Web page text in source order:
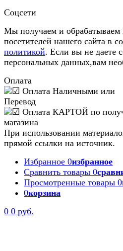
Соцсети
Мы получаем и обрабатываем
посетителей нашего сайта в
политикой. Если вы не даете
персональных данных,вам
Оплата
При использовании
прямой ссылки на источник.
Избранное 0избранное
Сравнить товары 0
Просмотренные товары 0
0корзина
0 0 руб.